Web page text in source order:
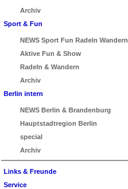
Archiv
Sport & Fun
NEWS Sport Fun Radeln Wandern
Aktive Fun & Show
Radeln & Wandern
Archiv
Berlin intern
NEWS Berlin & Brandenburg
Hauptstadtregion Berlin
special
Archiv
Links & Freunde
Service